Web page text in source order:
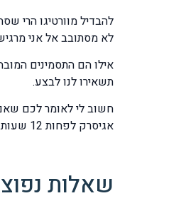
להבדיל מוורטיגו הרי
לא מסתובב אל אני
אילו הם התסמינים
תשאירו לנו לבצע.
חשוב לי לאומר לכם שאם
אגיסרק לפחות 12 שעות מלפני השיקום והטיפול שנבצע לכם, כי אם תגיעו תחת השפעת הכדורים לא נוכל לזהות את מקור ואת סיבת הסחרחורת ולכן לא הצלחת הטיפול תפגע.
שאלות